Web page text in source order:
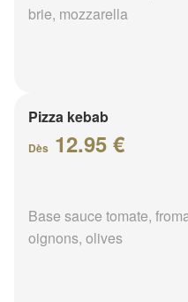
brie, mozzarella
Pizza kebab
Dès 12.95 €
Base sauce tomate,
oignons, olives